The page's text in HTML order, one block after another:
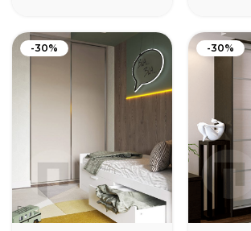
-30% -30%